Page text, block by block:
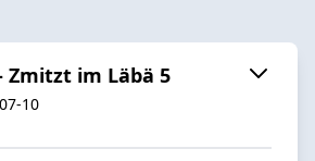
Zmitzt im Läbä 5
10